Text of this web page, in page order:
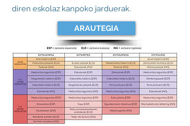
diren eskolaz kanpoko jarduerak.
ARAUTEGIA